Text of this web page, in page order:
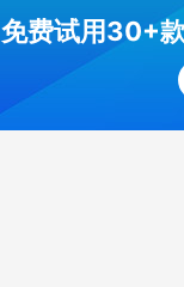
免费试用30+